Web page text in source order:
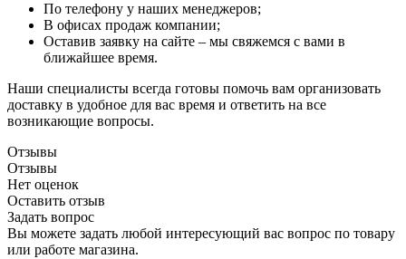
По телефону у наших менеджеров;
В офисах продаж компании;
Оставив заявку на сайте – мы свяжемся с вами в
ближайшее время.
Наши специалисты всегда готовы помочь вам организовать
доставку в удобное для вас время и ответить на все
возникающие вопросы.
Отзывы
Отзывы
Нет оценок
Оставить отзыв
Задать вопрос
Вы можете задать любой интересующий вас вопрос по товару
или работе магазина.